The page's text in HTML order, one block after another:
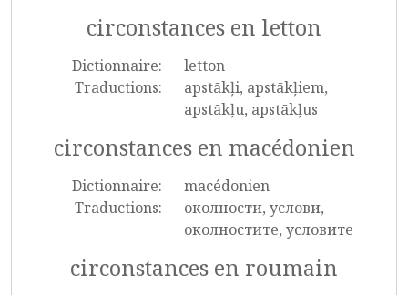
circonstances en letton
Dictionnaire:
letton
Traductions:
apstākļi, apstākļiem,
apstākļu, apstākļus
circonstances en macédonien
Dictionnaire:
macédonien
Traductions:
околности, услови,
околностите, условите
circonstances en roumain